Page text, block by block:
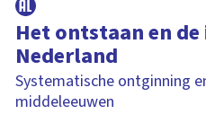
Het ontstaan en
Nederland
Systematische ontginning
middeleeuwen